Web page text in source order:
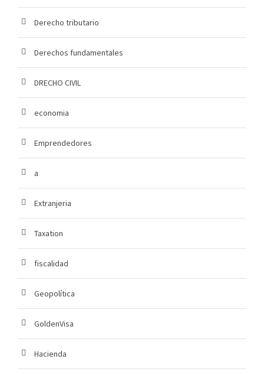
Derecho tributario
Derechos fundamentales
DRECHO CIVIL
economia
Emprendedores
a
Extranjeria
Taxation
fiscalidad
Geopolítica
GoldenVisa
Hacienda